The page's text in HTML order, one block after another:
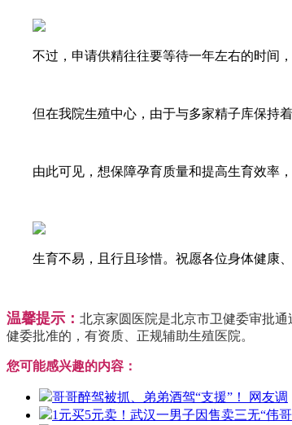
不过，申请供精往往要等待一年左右的时间，
但在我院生殖中心，由于与多家精子库保持着
由此可见，想保障孕育质量和提高生育效率，
生育不易，且行且珍惜。祝愿各位身体健康、
温馨提示： 北京家圆医院是北京市卫健委审批
健委批准的，有资质、正规辅助生殖医院。
您可能感兴趣的内容：
哥哥醉驾被抓、弟弟酒驾“支援”！ 网友调
1元买5元卖！武汉一男子因售卖三无“伟哥